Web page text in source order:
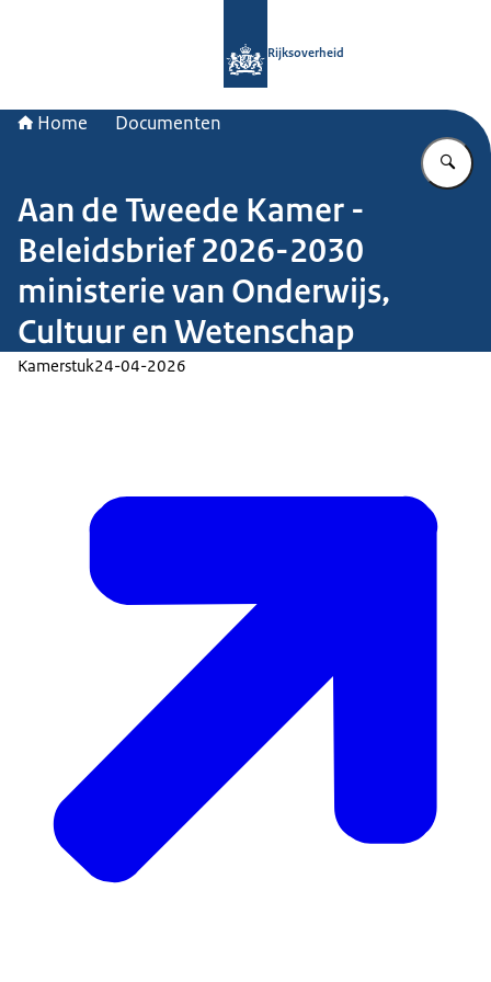
Rijksoverheid
Home Documenten
Aan de Tweede Kamer -
Beleidsbrief 2026-2030
ministerie van Onderwijs,
Cultuur en Wetenschap
Kamerstuk24-04-2026